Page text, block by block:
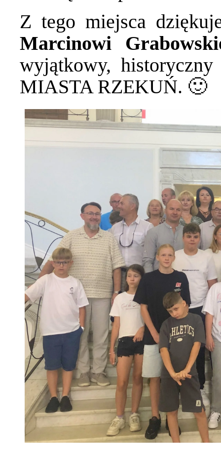
Z tego miejsca
Marcinowi
wyjątkowy,
MIASTA RZEKUŃ. 🙂